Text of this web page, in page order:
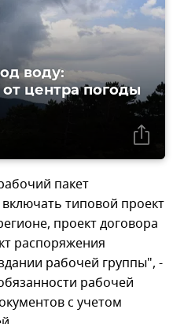
воду:
центра погоды
пакет
типовой проект
проект договора
распоряжения
рабочей группы", -
рабочей
с учетом